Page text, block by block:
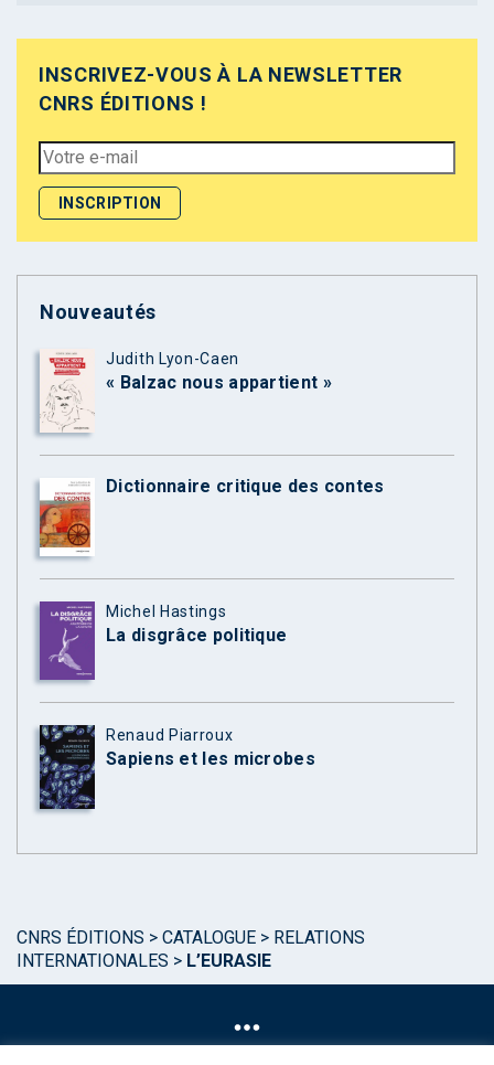
INSCRIVEZ-VOUS À LA NEWSLETTER
CNRS ÉDITIONS !
Nouveautés
Judith Lyon-Caen
« Balzac nous appartient »
Dictionnaire critique des contes
Michel Hastings
La disgrâce politique
Renaud Piarroux
Sapiens et les microbes
CNRS ÉDITIONS > CATALOGUE > RELATIONS
INTERNATIONALES > L’EURASIE